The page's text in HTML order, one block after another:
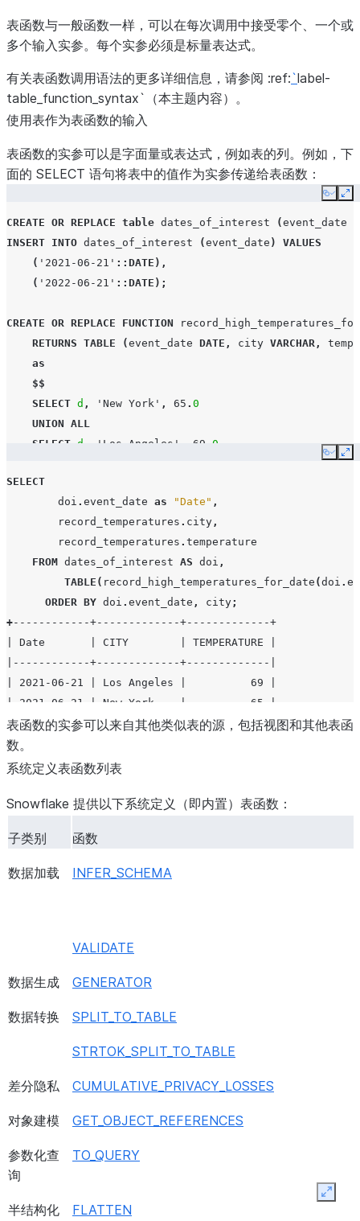
表函数与一般函数一样，可以在每次调用中接受零个、一个或
多个输入实参。每个实参必须是标量表达式。
有关表函数调用语法的更多详细信息，请参阅 :ref:`label-
table_function_syntax`（本主题内容）。
使用表作为表函数的输入
表函数的实参可以是字面量或表达式，例如表的列。例如，下
面的 SELECT 语句将表中的值作为实参传递给表函数：
Copy
CREATE OR REPLACE table dates_of_interest (event_date
INSERT INTO dates_of_interest (event_date )
VALUES
( '2021-06-21' ::DATE ),
( '2022-06-21' ::DATE );
CREATE OR REPLACE FUNCTION
RETURNS TABLE (event_date DATE , city VARCHAR ,
as
$$
SELECT d , 'New York' , 65 . 0
UNION ALL
SELECT d 'Los Angeles' 69 0
Copy
SELECT
doi . event_date as "Date" ,
record_temperatures . city ,
record_temperatures . temperature
FROM dates_of_interest AS doi ,
TABLE ( record_high_temperatures_for_date (doi .
ORDER BY doi . event_date , city;
+------------+-------------+-------------+
| Date       | CITY        | TEMPERATURE |
|------------+-------------+-------------|
| 2021-06-21 | Los Angeles |          69 |
| 2021-06-21 | New York    |          65 |
| 2022-06-21 | Los Angeles |          69 |
| 2022-06-21 | New York    |          65 |
+------------+-------------+-------------+
表函数的实参可以来自其他类似表的源，包括视图和其他表函
数。
系统定义表函数列表
Snowflake 提供以下系统定义（即内置）表函数：
子类别 函数
数据加载 INFER_SCHEMA
VALIDATE
数据生成 GENERATOR
数据转换 SPLIT_TO_TABLE
STRTOK_SPLIT_TO_TABLE
差分隐私 CUMULATIVE_PRIVACY_LOSSES
对象建模 GET_OBJECT_REFERENCES
参数化查
询
TO_QUERY
半结构化
FLATTEN